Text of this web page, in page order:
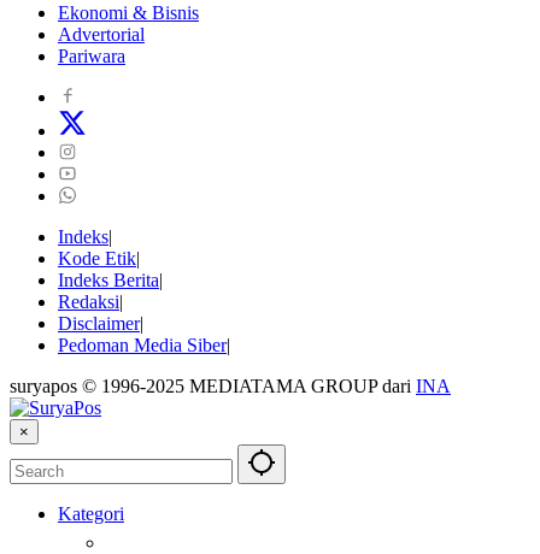
Ekonomi & Bisnis
Advertorial
Pariwara
Indeks
Kode Etik
Indeks Berita
Redaksi
Disclaimer
Pedoman Media Siber
suryapos © 1996-2025 MEDIATAMA GROUP dari INA
×
Kategori